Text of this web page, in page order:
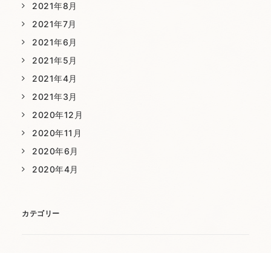
2021年8月
2021年7月
2021年6月
2021年5月
2021年4月
2021年3月
2020年12月
2020年11月
2020年6月
2020年4月
カテゴリー